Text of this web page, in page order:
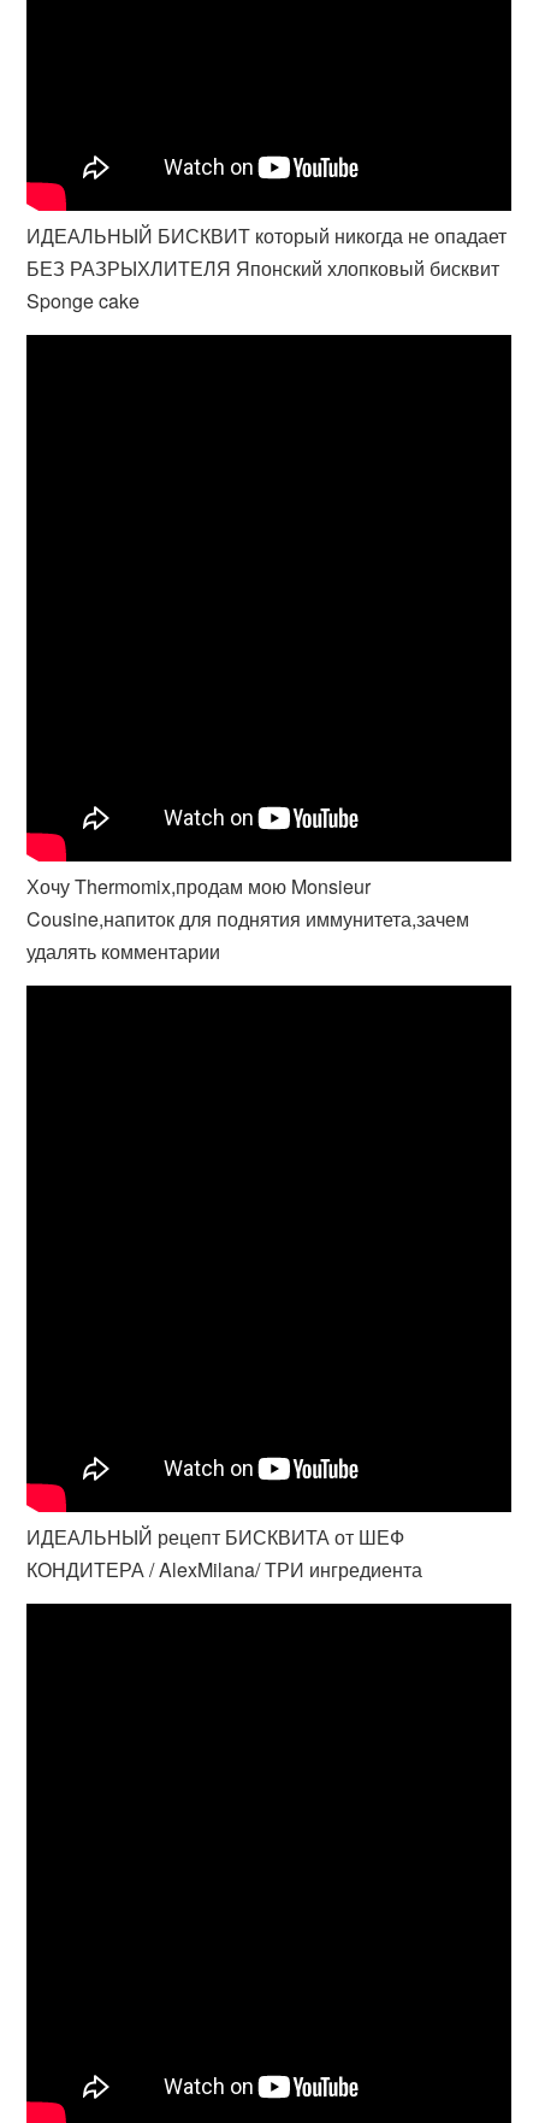
ИДЕАЛЬНЫЙ БИСКВИТ который никогда не опадает
БЕЗ РАЗРЫХЛИТЕЛЯ Японский хлопковый бисквит
Sponge cake
Хочу Thermomix,продам мою Monsieur
Cousine,напиток для поднятия иммунитета,зачем
удалять комментарии
ИДЕАЛЬНЫЙ рецепт БИСКВИТА от ШЕФ
КОНДИТЕРА / AlexMilana/ ТРИ ингредиента